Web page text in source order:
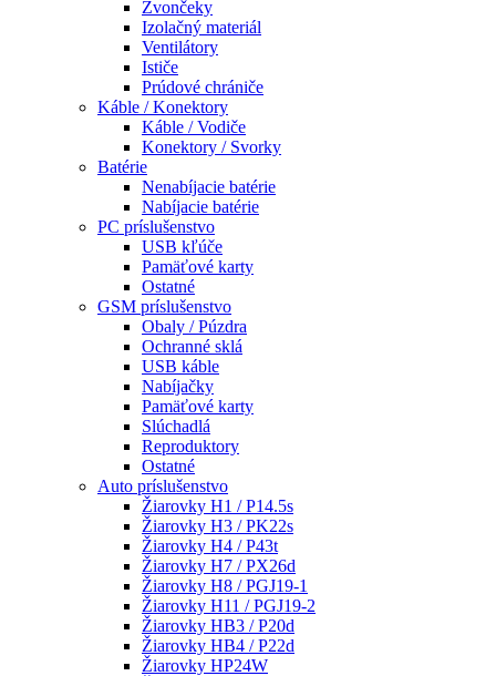
Zvončeky
Izolačný materiál
Ventilátory
Ističe
Prúdové chrániče
Káble / Konektory
Káble / Vodiče
Konektory / Svorky
Batérie
Nenabíjacie batérie
Nabíjacie batérie
PC príslušenstvo
USB kľúče
Pamäťové karty
Ostatné
GSM príslušenstvo
Obaly / Púzdra
Ochranné sklá
USB káble
Nabíjačky
Pamäťové karty
Slúchadlá
Reproduktory
Ostatné
Auto príslušenstvo
Žiarovky H1 / P14.5s
Žiarovky H3 / PK22s
Žiarovky H4 / P43t
Žiarovky H7 / PX26d
Žiarovky H8 / PGJ19-1
Žiarovky H11 / PGJ19-2
Žiarovky HB3 / P20d
Žiarovky HB4 / P22d
Žiarovky HP24W